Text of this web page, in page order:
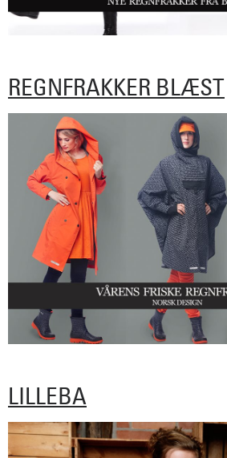
REGNFRAKKER BLÆST
LILLEBA